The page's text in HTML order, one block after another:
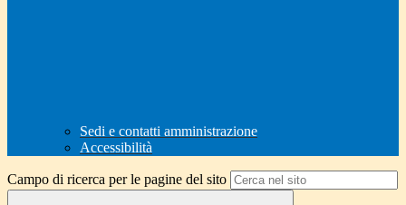
Sedi e contatti amministrazione
Accessibilità
Campo di ricerca per le pagine del sito